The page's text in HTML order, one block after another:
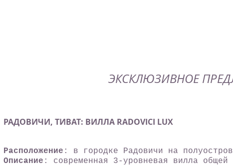
ЭКСКЛЮЗИВНОЕ
РАДОВИЧИ, ТИВАТ: ВИЛЛА RADOVICI LUX
Расположение : в городке Радовичи на
Описание : современная 3-уровневая вилла